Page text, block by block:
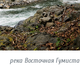
река Восточная Гумиста